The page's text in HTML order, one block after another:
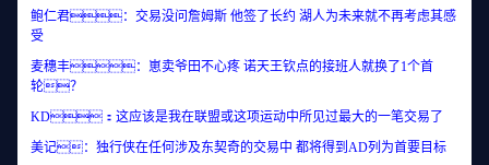
鲍仁君：交易没问詹姆斯 他签了长约 湖人为未来就不再考虑其感
受
麦穗丰：崽卖爷田不心疼 诺天王钦点的接班人就换了1个首
轮？
KD：这应该是我在联盟或这项运动中所见过最大的一笔交易了
美记：独行侠在任何涉及东契奇的交易中 都将得到AD列为首要目标